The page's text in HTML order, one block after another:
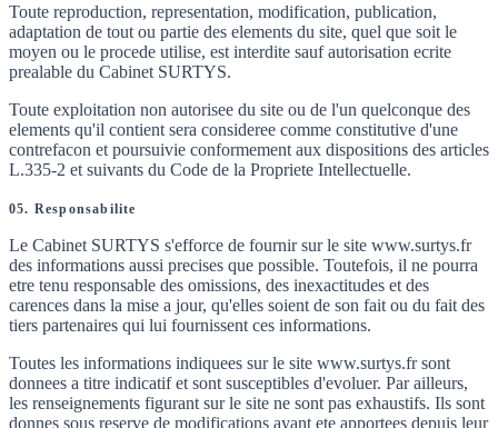
Toute reproduction, representation, modification, publication,
adaptation de tout ou partie des elements du site, quel que soit le
moyen ou le procede utilise, est interdite sauf autorisation ecrite
prealable du Cabinet SURTYS.
Toute exploitation non autorisee du site ou de l'un quelconque des
elements qu'il contient sera consideree comme constitutive d'une
contrefacon et poursuivie conformement aux dispositions des articles
L.335-2 et suivants du Code de la Propriete Intellectuelle.
05. Responsabilite
Le Cabinet SURTYS s'efforce de fournir sur le site www.surtys.fr
des informations aussi precises que possible. Toutefois, il ne pourra
etre tenu responsable des omissions, des inexactitudes et des
carences dans la mise a jour, qu'elles soient de son fait ou du fait des
tiers partenaires qui lui fournissent ces informations.
Toutes les informations indiquees sur le site www.surtys.fr sont
donnees a titre indicatif et sont susceptibles d'evoluer. Par ailleurs,
les renseignements figurant sur le site ne sont pas exhaustifs. Ils sont
donnes sous reserve de modifications ayant ete apportees depuis leur